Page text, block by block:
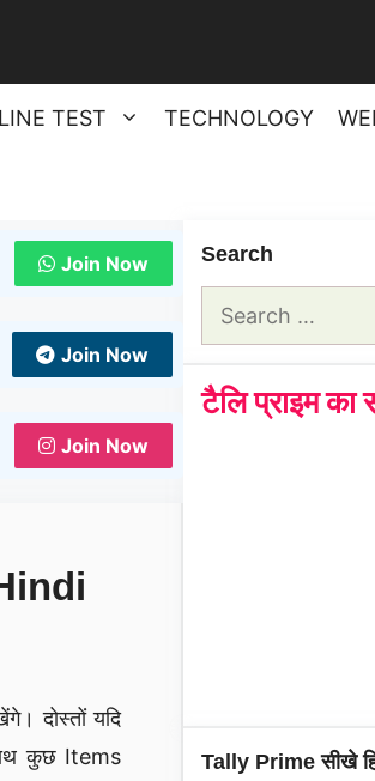
TEST TECHNOLOGY
Join Now
Join Now
Join Now
दोस्तों यदि
कुछ Items
Search
Search
टैलि प्राइम का
Tally Prime सीखे